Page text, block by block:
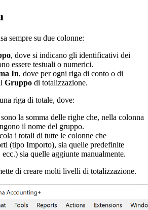
sempre su due colonne:
, dove si indicano gli identificativi dei
essere testuali o numerici.
In, dove per ogni riga di conto o di
Gruppo di totalizzazione.
riga di totale, dove:
la somma delle righe che, nella colonna
il nome del gruppo.
i totali di tutte le colonne che
(tipo Importo), sia quelle predefinite
sia quelle aggiunte manualmente.
di creare molti livelli di totalizzazione.